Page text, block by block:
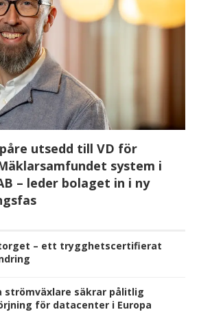
utsedd till VD för
system i
– leder bolaget in i ny
– ett trygghetscertifierat
strömväxlare säkrar pålitlig
för datacenter i Europa